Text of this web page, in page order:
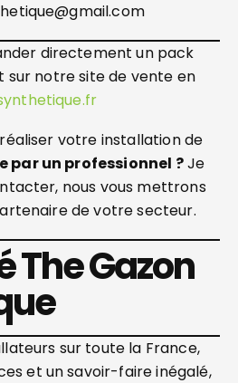
directement un pack
sur notre site de vente en
votre installation de
par un professionnel ?Je
nous vous mettrons
de votre secteur.
The Gazon
sur toute la France,
et un savoir-faire inégalé,